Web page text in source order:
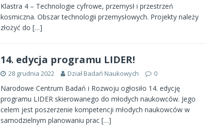
Klastra 4 – Technologie cyfrowe, przemysł i przestrzeń
kosmiczna. Obszar technologii przemysłowych. Projekty należy
złożyć do […]
14. edycja programu LIDER!
28 grudnia 2022 Dział Badań Naukowych 0
Narodowe Centrum Badań i Rozwoju ogłosiło 14. edycję
programu LIDER skierowanego do młodych naukowców. Jego
celem jest poszerzenie kompetencji młodych naukowców w
samodzielnym planowaniu prac […]